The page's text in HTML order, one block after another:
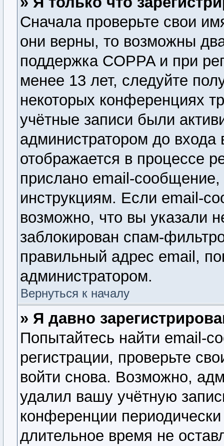
Сначала проверьте свои
они верны, то возможны
поддержка COPPA и при
менее 13 лет, следуйте
некоторых конференциях
учётные записи были
администратором до
отображается в процессе
прислано email-
инструкциям. Если email-
возможно, что вы указали
заблокирован спам-
правильный адрес email,
администратором.
Вернуться к началу
» Я давно
Попытайтесь найти email-
регистрации, проверьте
войти снова. Возможно,
удалил вашу учётную
конференции
длительное время не